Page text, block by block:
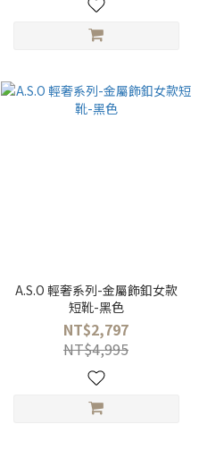
A.S.O 輕奢系列-金屬飾釦女款
短靴-黑色
NT$2,797
NT$4,995